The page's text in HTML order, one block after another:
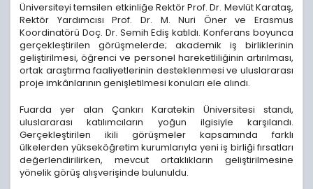
Üniversiteyi temsilen etkinliğe Rektör Prof. Dr. Mevlüt Karataş,
Rektör Yardımcısı Prof. Dr. M. Nuri Öner ve Erasmus
Koordinatörü Doç. Dr. Semih Ediş katıldı. Konferans boyunca
gerçekleştirilen görüşmelerde; akademik iş birliklerinin
geliştirilmesi, öğrenci ve personel hareketliliğinin artırılması,
ortak araştırma faaliyetlerinin desteklenmesi ve uluslararası
proje imkânlarının genişletilmesi konuları ele alındı.
Fuarda yer alan Çankırı Karatekin Üniversitesi standı,
uluslararası katılımcıların yoğun ilgisiyle karşılandı.
Gerçekleştirilen ikili görüşmeler kapsamında farklı
ülkelerden yükseköğretim kurumlarıyla yeni iş birliği fırsatları
değerlendirilirken, mevcut ortaklıkların geliştirilmesine
yönelik görüş alışverişinde bulunuldu.